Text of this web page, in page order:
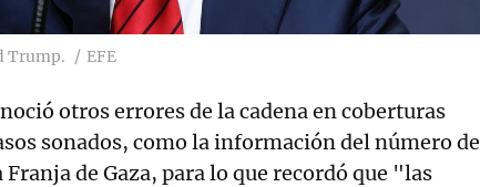
Trump. EFE
otros errores de la cadena en coberturas
sonados, como la información del número de
de Gaza, para lo que recordó que "las